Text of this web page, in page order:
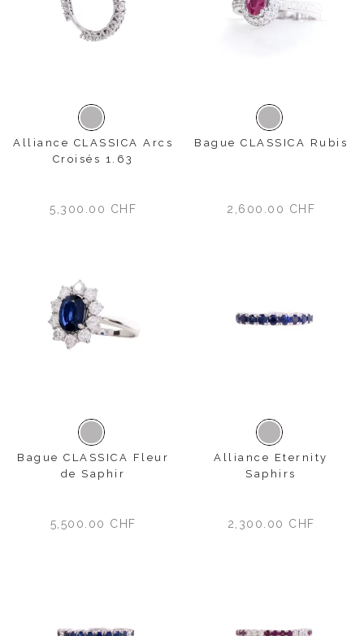
Or blanc
Alliance CLASSICA Arcs
Croisés 1.63
5,300.00 CHF
Or blanc
Bague CLASSICA Rubis
2,600.00 CHF
Or blanc
Bague CLASSICA Fleur
de Saphir
5,500.00 CHF
Or blanc
Alliance Eternity
Saphirs
2,300.00 CHF